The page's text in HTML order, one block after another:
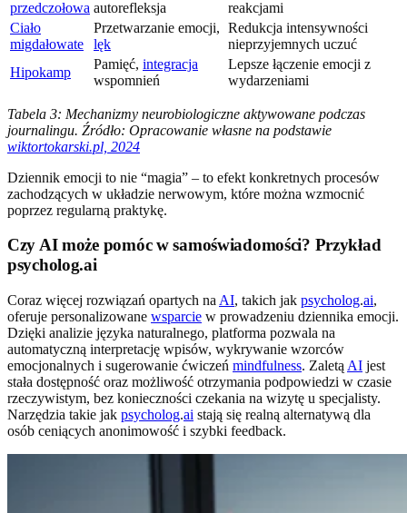
przedczołowa autorefleksja
reakcjami
Ciało
migdałowate
Przetwarzanie emocji,
lęk
Redukcja intensywności
nieprzyjemnych uczuć
Hipokamp
Pamięć, integracja
wspomnień
Lepsze łączenie emocji z
wydarzeniami
Tabela 3: Mechanizmy neurobiologiczne aktywowane podczas
journalingu. Źródło: Opracowanie własne na podstawie
wiktortokarski.pl, 2024
Dziennik emocji to nie “magia” – to efekt konkretnych procesów
zachodzących w układzie nerwowym, które można wzmocnić
poprzez regularną praktykę.
Czy AI może pomóc w samoświadomości? Przykład
psycholog.ai
Coraz więcej rozwiązań opartych na AI, takich jak psycholog.ai,
oferuje personalizowane wsparcie w prowadzeniu dziennika emocji.
Dzięki analizie języka naturalnego, platforma pozwala na
automatyczną interpretację wpisów, wykrywanie wzorców
emocjonalnych i sugerowanie ćwiczeń mindfulness. Zaletą AI jest
stała dostępność oraz możliwość otrzymania podpowiedzi w czasie
rzeczywistym, bez konieczności czekania na wizytę u specjalisty.
Narzędzia takie jak psycholog.ai stają się realną alternatywą dla
osób ceniących anonimowość i szybki feedback.